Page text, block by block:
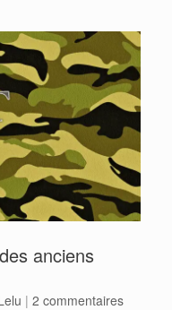
anciens
| 2 commentaires